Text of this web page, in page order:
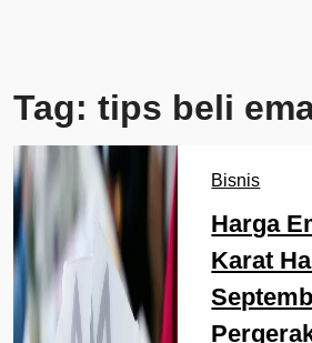
Tag: tips beli
Bisnis
Harga
Karat